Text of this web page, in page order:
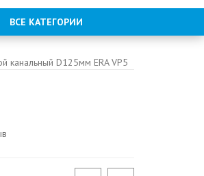
ВСЕ КАТЕГОРИИ
канальный D125мм ERA VP5